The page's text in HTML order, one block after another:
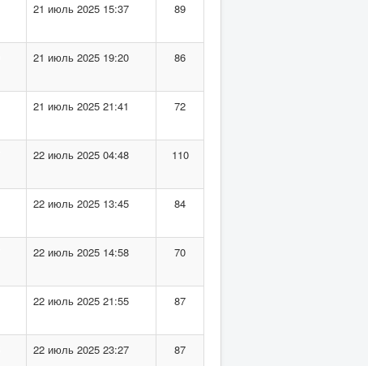
21 июль 2025 15:37 89
21 июль 2025 19:20 86
21 июль 2025 21:41 72
22 июль 2025 04:48 110
22 июль 2025 13:45 84
22 июль 2025 14:58 70
22 июль 2025 21:55 87
22 июль 2025 23:27 87